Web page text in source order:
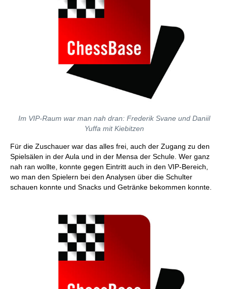
Im VIP-Raum war man nah dran: Frederik Svane und Daniil
Yuffa mit Kiebitzen
Für die Zuschauer war das alles frei, auch der Zugang zu den
Spielsälen in der Aula und in der Mensa der Schule. Wer ganz
nah ran wollte, konnte gegen Eintritt auch in den VIP-Bereich,
wo man den Spielern bei den Analysen über die Schulter
schauen konnte und Snacks und Getränke bekommen konnte.